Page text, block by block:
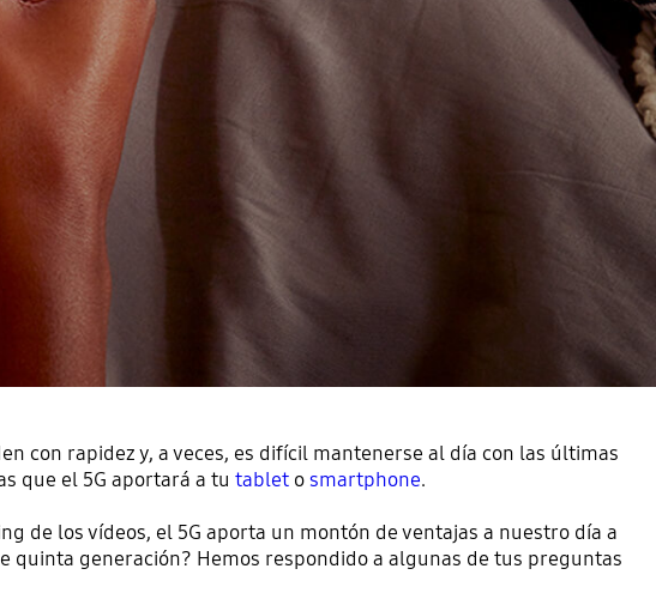
con rapidez y, a veces, es difícil mantenerse al día con las últimas
que el 5G aportará a tu tabletosmartphone.
de los vídeos, el 5G aporta un montón de ventajas a nuestro día a
quinta generación? Hemos respondido a algunas de tus preguntas